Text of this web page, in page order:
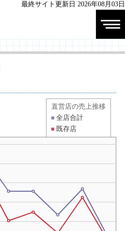
最終サイト更新日 2026年08月03日
直営店の売上推移
全店合計
既存店